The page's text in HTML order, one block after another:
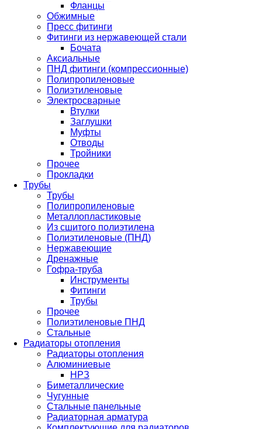
Фланцы
Обжимные
Пресс фитинги
Фитинги из нержавеющей стали
Бочата
Аксиальные
ПНД фитинги (компрессионные)
Полипропиленовые
Полиэтиленовые
Электросварные
Втулки
Заглушки
Муфты
Отводы
Тройники
Прочее
Прокладки
Трубы
Трубы
Полипропиленовые
Металлопластиковые
Из сшитого полиэтилена
Полиэтиленовые (ПНД)
Нержавеющие
Дренажные
Гофра-труба
Инструменты
Фитинги
Трубы
Прочее
Полиэтиленовые ПНД
Стальные
Радиаторы отопления
Радиаторы отопления
Алюминиевые
НРЗ
Биметаллические
Чугунные
Стальные панельные
Радиаторная арматура